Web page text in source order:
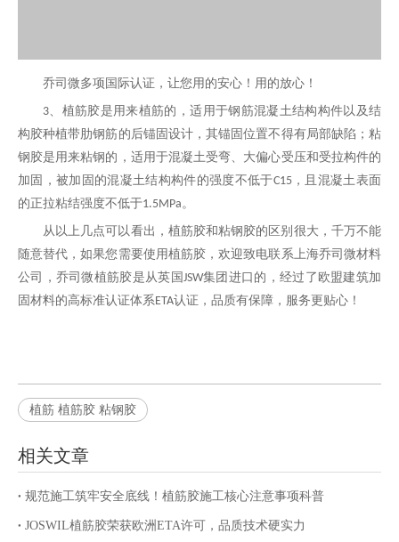
乔司微多项国际认证，让您用的安心！用的放心！
3、植筋胶是用来植筋的，适用于钢筋混凝土结构构件以及结
构胶种植带肋钢筋的后锚固设计，其锚固位置不得有局部缺陷；粘
钢胶是用来粘钢的，适用于混凝土受弯、大偏心受压和受拉构件的
加固，被加固的混凝土结构构件的强度不低于C15，且混凝土表面
的正拉粘结强度不低于1.5MPa。
从以上几点可以看出，植筋胶和粘钢胶的区别很大，千万不能
随意替代，如果您需要使用植筋胶，欢迎致电联系上海乔司微材料
公司，乔司微植筋胶是从英国 JSW集团进口的，经过了欧盟建筑加
固材料的高标准认证体系ETA认证，品质有保障，服务更贴心！
植筋 植筋胶 粘钢胶
相关文章
规范施工筑牢安全底线！植筋胶施工核心注意事项科普
JOSWIL植筋胶荣获欧洲ETA许可，品质技术硬实力